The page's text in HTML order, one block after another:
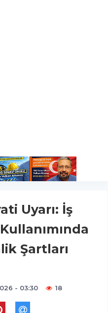
Uyarı: İş
Şartları
- 03:30 18